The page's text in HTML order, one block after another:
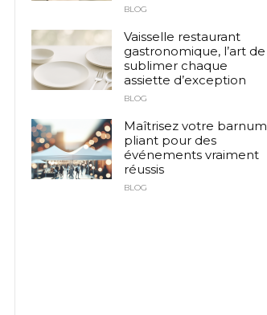
BLOG
Vaisselle restaurant
gastronomique, l’art de
sublimer chaque
assiette d’exception
BLOG
Maîtrisez votre barnum
pliant pour des
événements vraiment
réussis
BLOG